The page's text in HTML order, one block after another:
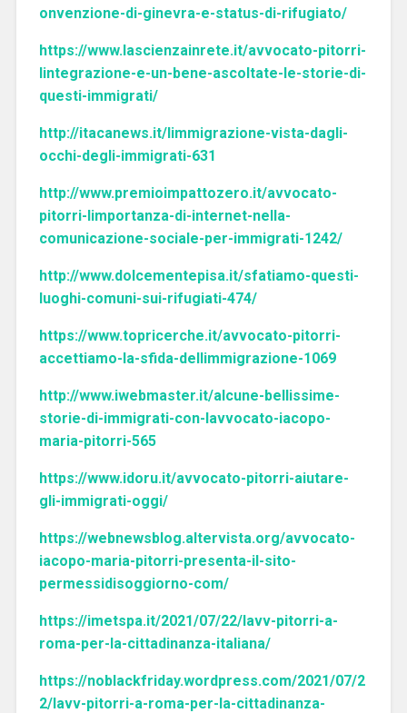
onvenzione-di-ginevra-e-status-di-rifugiato/
https://www.lascienzainrete.it/avvocato-pitorri-
lintegrazione-e-un-bene-ascoltate-le-storie-di-
questi-immigrati/
http://itacanews.it/limmigrazione-vista-dagli-
occhi-degli-immigrati-631
http://www.premioimpattozero.it/avvocato-
pitorri-limportanza-di-internet-nella-
comunicazione-sociale-per-immigrati-1242/
http://www.dolcementepisa.it/sfatiamo-questi-
luoghi-comuni-sui-rifugiati-474/
https://www.topricerche.it/avvocato-pitorri-
accettiamo-la-sfida-dellimmigrazione-1069
http://www.iwebmaster.it/alcune-bellissime-
storie-di-immigrati-con-lavvocato-iacopo-
maria-pitorri-565
https://www.idoru.it/avvocato-pitorri-aiutare-
gli-immigrati-oggi/
https://webnewsblog.altervista.org/avvocato-
iacopo-maria-pitorri-presenta-il-sito-
permessidisoggiorno-com/
https://imetspa.it/2021/07/22/lavv-pitorri-a-
roma-per-la-cittadinanza-italiana/
https://noblackfriday.wordpress.com/2021/07/2
2/lavv-pitorri-a-roma-per-la-cittadinanza-